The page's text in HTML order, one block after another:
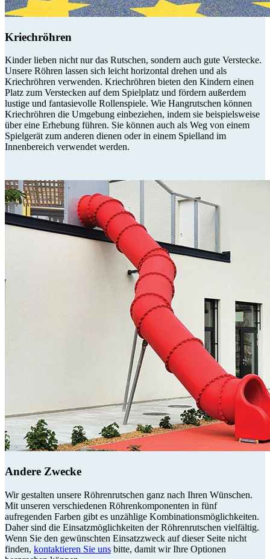
Kriechröhren
Kinder lieben nicht nur das Rutschen, sondern auch gute Verstecke.
Unsere Röhren lassen sich leicht horizontal drehen und als
Kriechröhren verwenden. Kriechröhren bieten den Kindern einen
Platz zum Verstecken auf dem Spielplatz und fördern außerdem
lustige und fantasievolle Rollenspiele. Wie Hangrutschen können
Kriechröhren die Umgebung einbeziehen, indem sie beispielsweise
über eine Erhebung führen. Sie können auch als Weg von einem
Spielgerät zum anderen dienen oder in einem Spielland im
Innenbereich verwendet werden.
Andere Zwecke
Wir gestalten unsere Röhrenrutschen ganz nach Ihren Wünschen.
Mit unseren verschiedenen Röhrenkomponenten in fünf
aufregenden Farben gibt es unzählige Kombinationsmöglichkeiten.
Daher sind die Einsatzmöglichkeiten der Röhrenrutschen vielfältig.
Wenn Sie den gewünschten Einsatzzweck auf dieser Seite nicht
finden, kontaktieren Sie uns bitte, damit wir Ihre Optionen